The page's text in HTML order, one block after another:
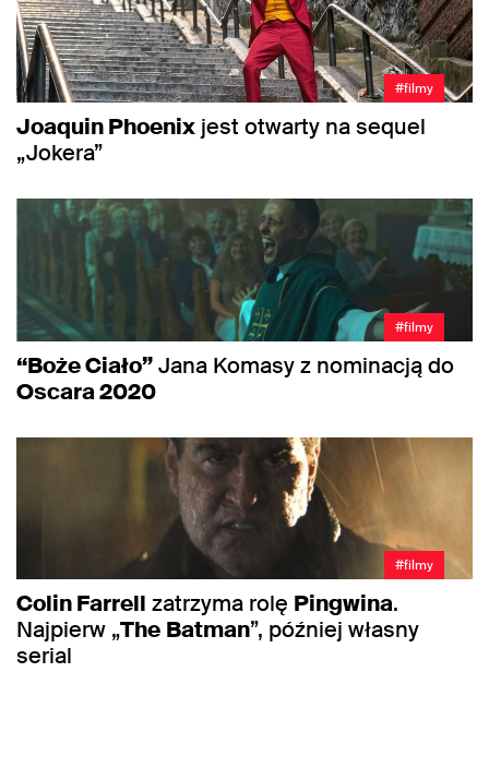
#filmy
Joaquin Phoenix jest otwarty na sequel
„Jokera”
#filmy
“Boże Ciało”Jana Komasy z nominacją do
Oscara 2020
#filmy
Colin Farrell zatrzyma rolę Pingwina.
Najpierw „The Batman”, później własny
serial